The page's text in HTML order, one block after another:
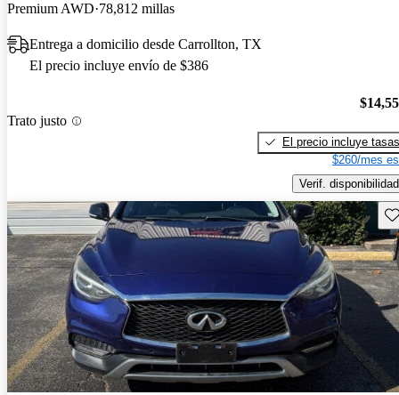
Premium AWD 78,812 millas
Entrega a domicilio desde Carrollton, TX
El precio incluye envío de $386
Trato justo
El precio incluye tasas
$260/mes
Verif. disponibilidad